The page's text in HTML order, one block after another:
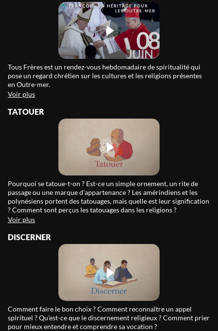
Tous Frères est un rendez-vous hebdomadaire de spiritualité qui
pose un regard chrétien sur les cultures et les religions présentes
en Outre-mer.
Voir plus
TATOUER
Pourquoi se tatoue-t-on ? Est-ce un simple ornement, un rite de
passage ou une marque d’appartenance ? Les amérindiens et les
polynésiens portent des tatouages, mais quelle est leur signification
? Comment sont perçus les tatouages dans les religions ?
Voir plus
DISCERNER
Comment faire le bon choix ? Comment reconnaître un appel
spirituel ? Qu’est-ce que le discernement religieux ? Comment prier
pour mieux entendre et comprendre sa vocation ?